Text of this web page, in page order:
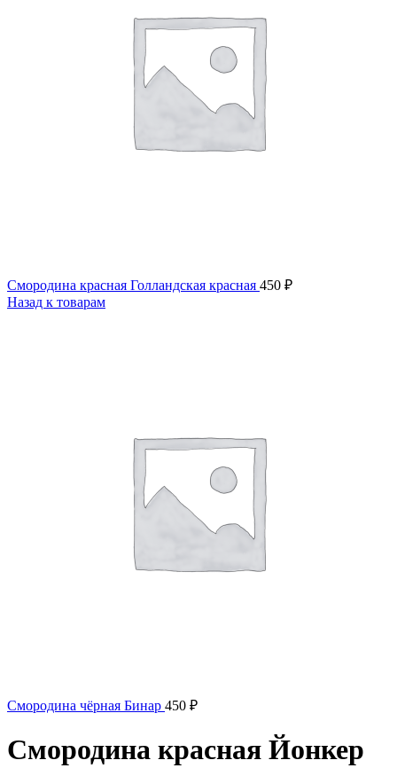
Смородина красная Голландская красная 450 ₽
Назад к товарам
Смородина чёрная Бинар 450 ₽
Смородина красная Йонкер